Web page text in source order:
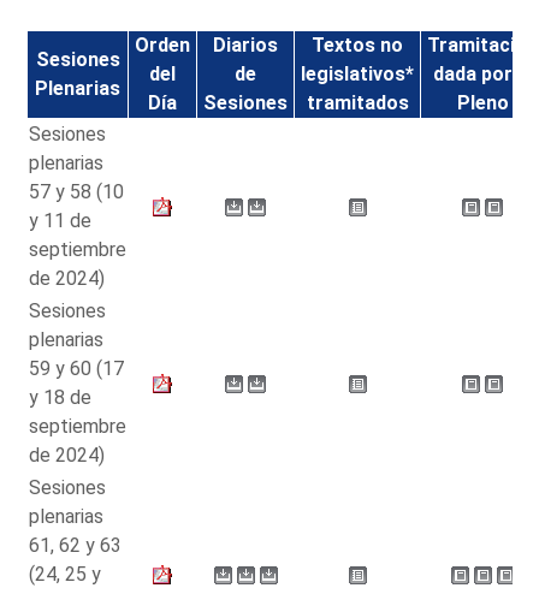
Sesiones
Plenarias
Orden
del
Día
Diarios
de
Sesiones
Textos no
legislativos*
tramitados
Tramitación
dada por el
Pleno
Sesiones
plenarias
57 y 58 (10
y 11 de
septiembre
de 2024)
Sesiones
plenarias
59 y 60 (17
y 18 de
septiembre
de 2024)
Sesiones
plenarias
61, 62 y 63
(24, 25 y